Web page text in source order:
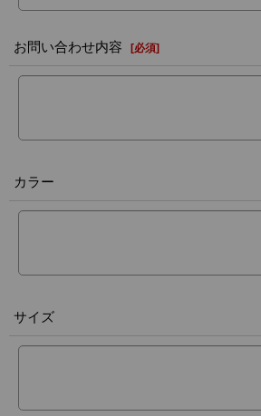
お問い合わせ内容 [必須]
カラー
サイズ